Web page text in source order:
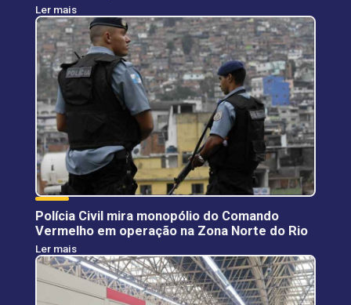
Ler mais
Polícia Civil mira monopólio do Comando
Vermelho em operação na Zona Norte do Rio
Ler mais